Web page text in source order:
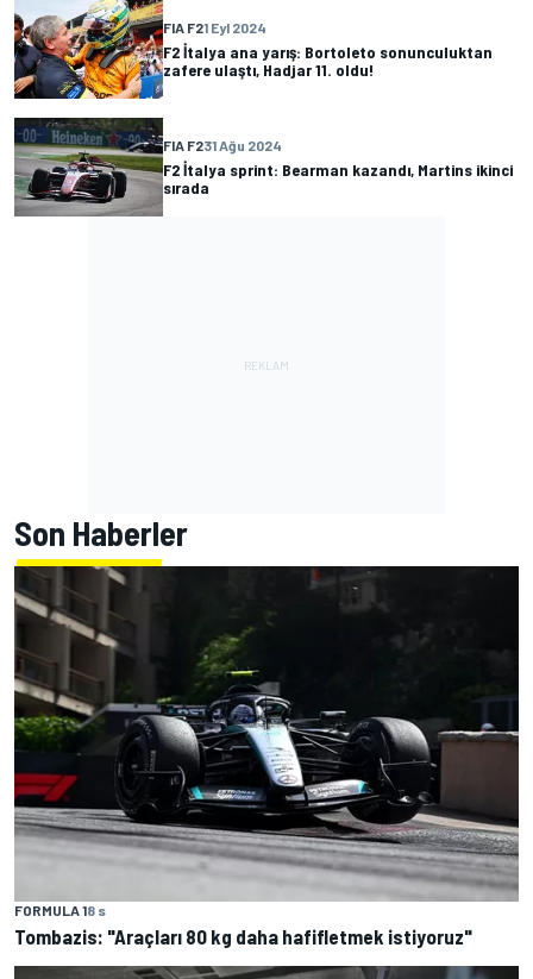
FIA F21 Eyl 2024
F2 İtalya ana yarış: Bortoleto sonunculuktan
zafere ulaştı, Hadjar 11. oldu!
FIA F231 Ağu 2024
F2 İtalya sprint: Bearman kazandı, Martins ikinci
sırada
Son Haberler
FORMULA 18 s
Tombazis: "Araçları 80 kg daha hafifletmek istiyoruz"